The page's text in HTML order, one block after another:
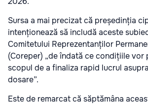
Sursa a mai precizat că președinția
intenționează să includă aceste
Comitetului Reprezentanților
(Coreper) „de îndată ce condițiile vor
scopul de a finaliza rapid lucrul
dosare”.
Este de remarcat că săptămâna